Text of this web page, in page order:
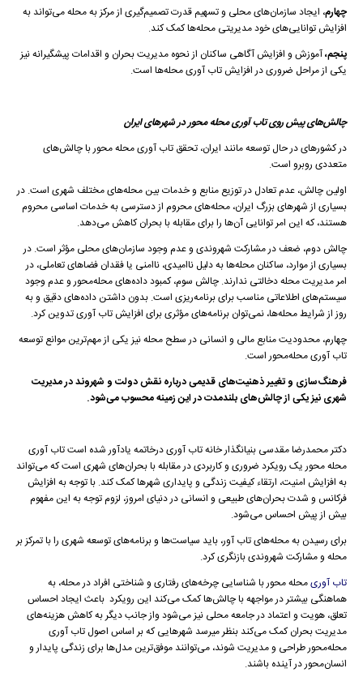
چهارم، ایجاد سازمان‌های محلی و تسهیم قدرت تصمیم‌گیری از مرکز به محله می‌تواند به
افزایش توانایی‌های خود مدیریتی محله‌ها کمک کند.
پنجم،آموزش و افزایش آگاهی ساکنان از نحوه مدیریت بحران و اقدامات پیشگیرانه نیز
یکی از مراحل ضروری در افزایش تاب آوری محله‌ها است.
چالش‌های پیش روی تاب آوری محله محور در شهرهای ایران
در کشورهای در حال توسعه مانند ایران، تحقق تاب آوری محله محور با چالش‌های
متعددی روبرو است.
اولین چالش، عدم تعادل در توزیع منابع و خدمات بین محله‌های مختلف شهری است. در
بسیاری از شهرهای بزرگ ایران، محله‌های محروم از دسترسی به خدمات اساسی محروم
هستند، که این امر توانایی آن‌ها را برای مقابله با بحران کاهش می‌دهد.
چالش دوم، ضعف در مشارکت شهروندی و عدم وجود سازمان‌های محلی مؤثر است. در
بسیاری از موارد، ساکنان محله‌ها به دلیل ناامیدی، ناامنی یا فقدان فضاهای تعاملی، در
امر مدیریت محله دخالتی ندارند. چالش سوم، کمبود داده‌های محله‌محور و عدم وجود
سیستم‌های اطلاعاتی مناسب برای برنامه‌ریزی است. بدون داشتن داده‌های دقیق و به
روز از شرایط محله‌ها، نمی‌توان برنامه‌های مؤثری برای افزایش تاب آوری تدوین کرد.
چهارم، محدودیت منابع مالی و انسانی در سطح محله نیز یکی از مهم‌ترین موانع توسعه
تاب آوری محله‌محور است.
فرهنگ‌سازی و تغییر ذهنیت‌های قدیمی درباره نقش دولت و شهروند در مدیریت
شهری نیز یکی از چالش‌های بلندمدت در این زمینه محسوب می‌شود.
دکتر محمدرضا مقدسی بنیانگذار خانه تاب آوری درخاتمه یادآور شده است تاب آوری
محله محور یک رویکرد ضروری و کاربردی در مقابله با بحران‌های شهری است که می‌تواند
به افزایش امنیت، ارتقاء کیفیت زندگی و پایداری شهرها کمک کند. با توجه به افزایش
فرکانس و شدت بحران‌های طبیعی و انسانی در دنیای امروز، لزوم توجه به این مفهوم
بیش از پیش احساس می‌شود.
برای رسیدن به محله‌های تاب آور، باید سیاست‌ها و برنامه‌های توسعه شهری را با تمرکز بر
محله و مشارکت شهروندی بازنگری کرد.
تاب آوریمحله محور با شناسایی چرخه‌های رفتاری و شناختی افراد در محله، به
هماهنگی بیشتر در مواجهه با چالش‌ها کمک می‌کند این رویکرد باعث ایجاد احساس
تعلق، هویت و اعتماد در جامعه محلی نیز می‌شود واز جانب دیگر به کاهش هزینه‌های
مدیریت بحران کمک می‌کند بنظر میرسد شهرهایی که بر اساس اصول تاب آوری
محله‌محور طراحی و مدیریت شوند، می‌توانند موفق‌ترین مدل‌ها برای زندگی پایدار و
انسان‌محور در آینده باشند.